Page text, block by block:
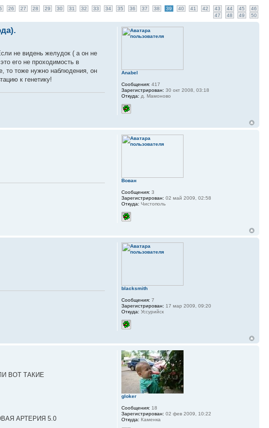
26 27 28 29 30 31 32 33 34 35 36 37 38 39 40 41 42 43 44 45
46
47
48 49 50
не видень желудок ( а он не
его не проходимость в
то тоже нужно наблюдения, он
к генетику!
Anabel
Сообщения: 417
Зарегистрирован: 30 окт 2008, 03:18
Откуда: д. Мамоново
Вован
Сообщения: 3
Зарегистрирован: 02 май 2009, 02:58
Откуда: Чистополь
blacksmith
Сообщения: 7
Зарегистрирован: 17 мар 2009, 09:20
Откуда: Уссурийск
ВОТ ТАКИЕ
АРТЕРИЯ 5.0
gloker
Сообщения: 18
Зарегистрирован: 02 фев 2009, 10:22
Откуда: Каменка